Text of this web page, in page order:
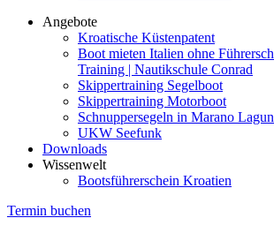
Angebote
Kroatische Küstenpatent
Boot mieten Italien ohne
Training | Nautikschule Conrad
Skippertraining Segelboot
Skippertraining Motorboot
Schnuppersegeln in Marano
UKW Seefunk
Downloads
Wissenwelt
Bootsführerschein Kroatien
Termin buchen